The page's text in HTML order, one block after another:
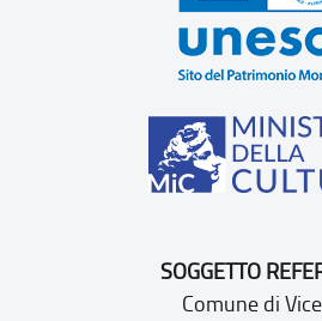
SOGGETTO
Comune di